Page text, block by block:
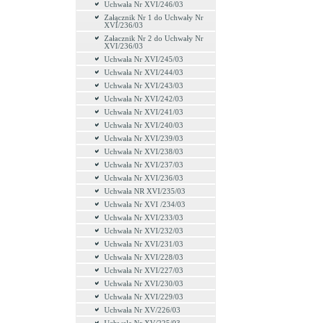
Uchwała Nr XVI/246/03
Załącznik Nr 1 do Uchwały Nr
XVI/236/03
Załacznik Nr 2 do Uchwały Nr
XVI/236/03
Uchwała Nr XVI/245/03
Uchwała Nr XVI/244/03
Uchwała Nr XVI/243/03
Uchwała Nr XVI/242/03
Uchwała Nr XVI/241/03
Uchwała Nr XVI/240/03
Uchwała Nr XVI/239/03
Uchwała Nr XVI/238/03
Uchwała Nr XVI/237/03
Uchwała Nr XVI/236/03
Uchwała NR XVI/235/03
Uchwała Nr XVI /234/03
Uchwała Nr XVI/233/03
Uchwała Nr XVI/232/03
Uchwała Nr XVI/231/03
Uchwała Nr XVI/228/03
Uchwała Nr XVI/227/03
Uchwała Nr XVI/230/03
Uchwała Nr XVI/229/03
Uchwała Nr XV/226/03